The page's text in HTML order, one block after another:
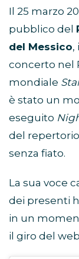
Il 25 marzo
pubblico del
del Messico,
concerto nel
mondiale
è stato un
eseguito
del
senza fiato.
La sua voce
dei presenti
in un
il giro del